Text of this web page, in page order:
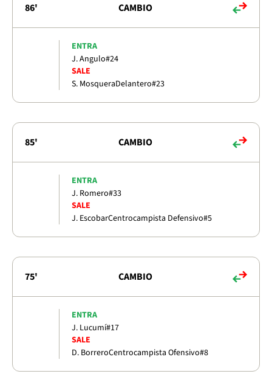
86' CAMBIO
ENTRA
J. Angulo#24
SALE
S. MosqueraDelantero#23
85' CAMBIO
ENTRA
J. Romero#33
SALE
J. EscobarCentrocampista Defensivo#5
75' CAMBIO
ENTRA
J. Lucumí#17
SALE
D. BorreroCentrocampista Ofensivo#8